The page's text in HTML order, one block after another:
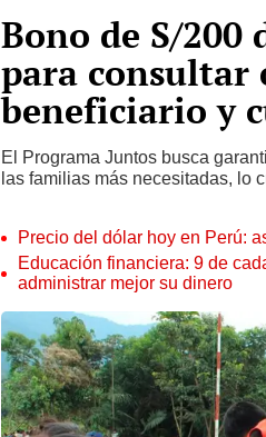
Bono de S/
para consultar
beneficiario y
El Programa Juntos busca
las familias más necesitadas, lo
Precio del dólar hoy en Perú:
Educación financiera: 9 de
administrar mejor su dinero